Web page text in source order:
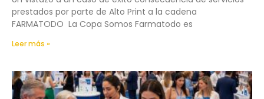
prestados por parte de Alto Print a la cadena
FARMATODO La Copa Somos Farmatodo es
Leer más »